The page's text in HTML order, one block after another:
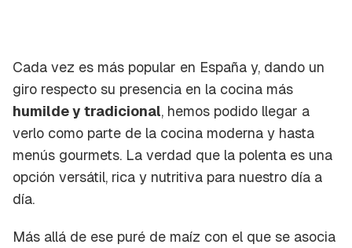
Cada vez es más popular en España y, dando un
giro respecto su presencia en la cocina más
humilde y tradicional, hemos podido llegar a
verlo como parte de la cocina moderna y hasta
menús gourmets. La verdad que la polenta es una
opción versátil, rica y nutritiva para nuestro día a
día.
Más allá de ese puré de maíz con el que se asocia